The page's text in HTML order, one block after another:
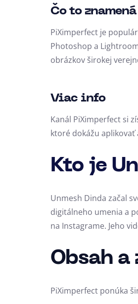
Čo to znamená
PiXimperfect je
Photoshop a
obrázkov širokej
Viac info
Kanál PiXimperfect si
ktoré dokážu
Kto je
Unmesh Dinda začal
digitálneho umenia a
na Instagrame. Jeho
Obsah
PiXimperfect ponúka